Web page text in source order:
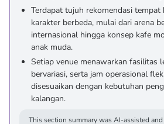
Terdapat tujuh rekomendasi
karakter berbeda, mulai dari arena
internasional hingga konsep kafe
anak muda.
Setiap venue menawarkan fasilitas
bervariasi, serta jam operasional
disesuaikan dengan kebutuhan
kalangan.
This section summary was AI-assisted